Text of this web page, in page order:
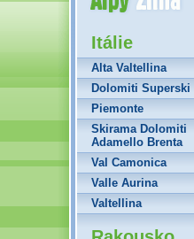
Itálie
Alta Valtellina
Dolomiti Superski
Piemonte
Skirama Dolomiti
Adamello Brenta
Val Camonica
Valle Aurina
Valtellina